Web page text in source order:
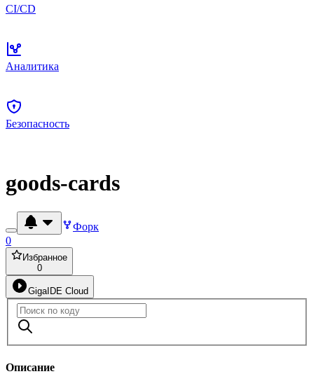
CI/CD
Аналитика
Безопасность
goods-cards
Форк
0
Избранное
0
GigaIDE Cloud
Описание